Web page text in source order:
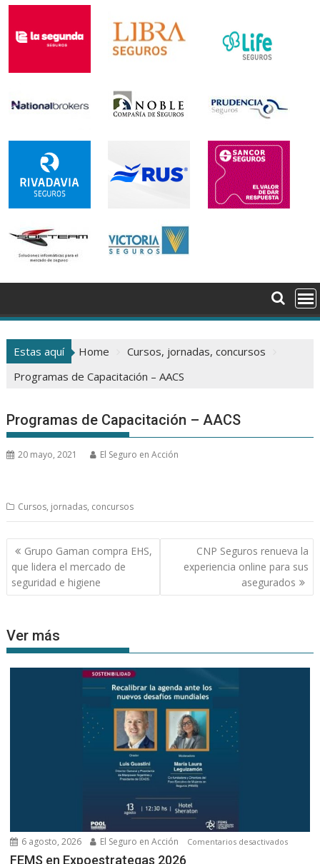
Estas aquí Home
Cursos, jornadas, concursos
Programas de Capacitación – AACS
Programas de Capacitación – AACS
20 mayo, 2021 El Seguro en Acción
Cursos, jornadas, concursos
Navegación
de
entradas
Grupo Gaman compra EHS,
que lidera el mercado de
seguridad e higiene
CNP Seguros renueva la
experiencia online para sus
asegurados
Ver más
6 agosto, 2026 El Seguro en Acción Comentarios desactivadosen
FEMS en Expoestrategas 2026